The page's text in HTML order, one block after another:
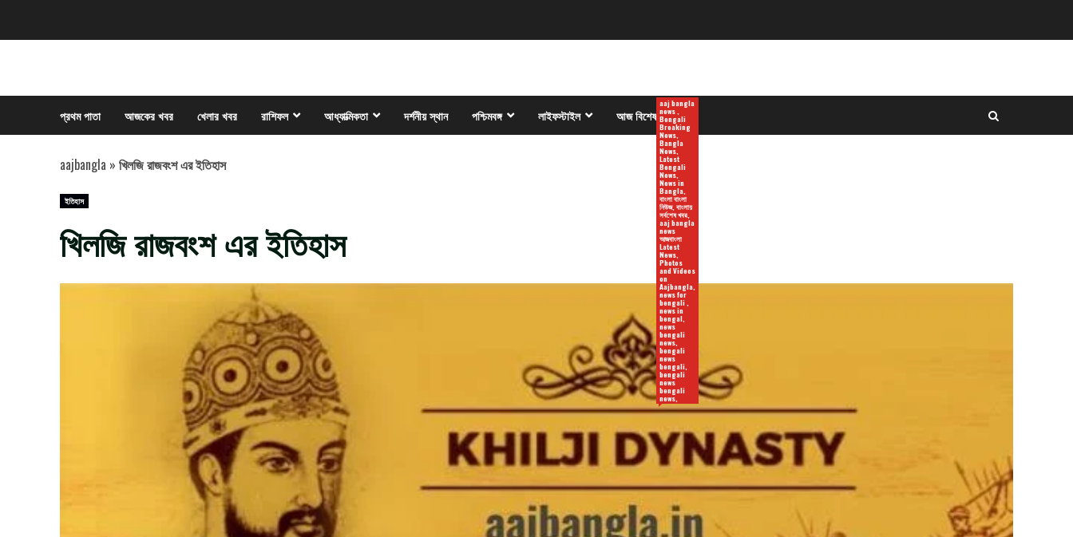
প্রথম পাতা আজকের খবর খেলার খবর রাশিফল আধ্যাত্মিকতা দর্শনীয় স্থান পশ্চিমবঙ্গ লাইফস্টাইল আজ বিশেষ
aaj bangla
news ,
Bengali
Breaking
News,
Bangla
News,
Latest
Bengali
News,
News in
Bangla,
বাংলা বাংলা
নিউজ, বাংলায়
সর্বশেষ খবর,
aaj bangla
news
আজবাংলা
Latest
News,
Photos
and Videos
on
Aajbangla,
news for
bengali ,
news in
bengal,
news
bengali
news,
bengali
news
bengali,
bengali
news
bengali
news,
aajbangla » খিলজি রাজবংশ এর ইতিহাস
ইতিহাস
খিলজি রাজবংশ এর ইতিহাস